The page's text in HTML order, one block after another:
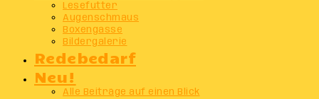
Lesefutter
Augenschmaus
Boxengasse
Bildergalerie
Redebedarf
Neu!
Alle Beiträge auf einen Blick